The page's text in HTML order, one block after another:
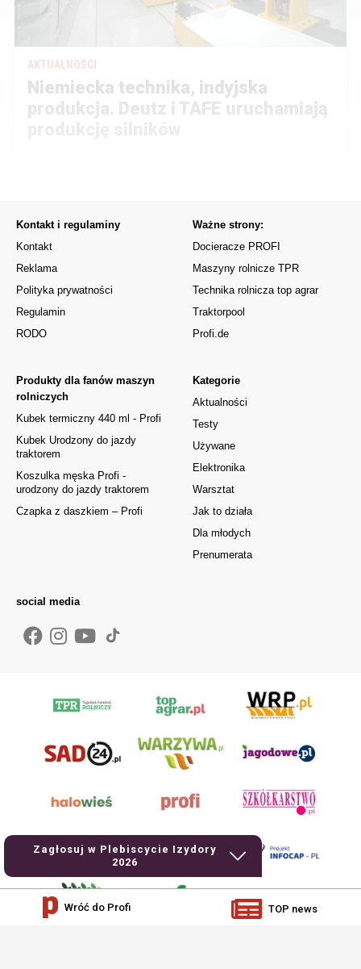
AKTUALNOŚCI
Niemiecka technika, indyjska
produkcja. Deutz i TAFE uruchamiają
Zagłosuj w Plebiscycie Izydory
2026
Kontakt i regulaminy
Kontakt
Reklama
Polityka prywatności
Regulamin
RODO
Kategorie
Aktualności
Testy
Używane
Elektronika
Warsztat
Jak to działa
Dla młodych
Prenumerata
Produkty dla fanów maszyn
rolniczych
Kubek termiczny 440 ml - Profi
Kubek Urodzony do jazdy
traktorem
Koszulka męska Profi -
urodzony do jazdy traktorem
Czapka z daszkiem – Profi
Ważne strony:
Docieracze PROFI
Maszyny rolnicze TPR
Technika rolnicza top agrar
Traktorpool
Profi.de
social media
Wróć do Profi TOP news